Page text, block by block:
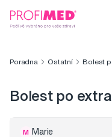
Poradna Ostatní Bolest
Bolest po
M Marie